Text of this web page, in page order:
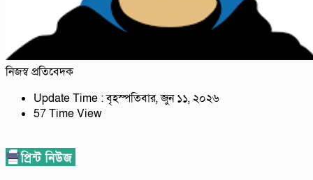
নিজস্ব প্রতিবেদক
Update Time : বৃহস্পতিবার, জুন ১১, ২০২৬
57 Time View